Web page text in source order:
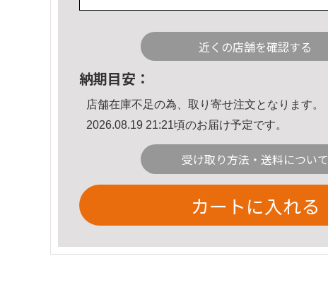
近くの店舗を確認する
納期目安：
店舗在庫不足の為、取り寄せ注文となります。
2026.08.19 21:21頃のお届け予定です。
受け取り方法・送料について
カートに入れる